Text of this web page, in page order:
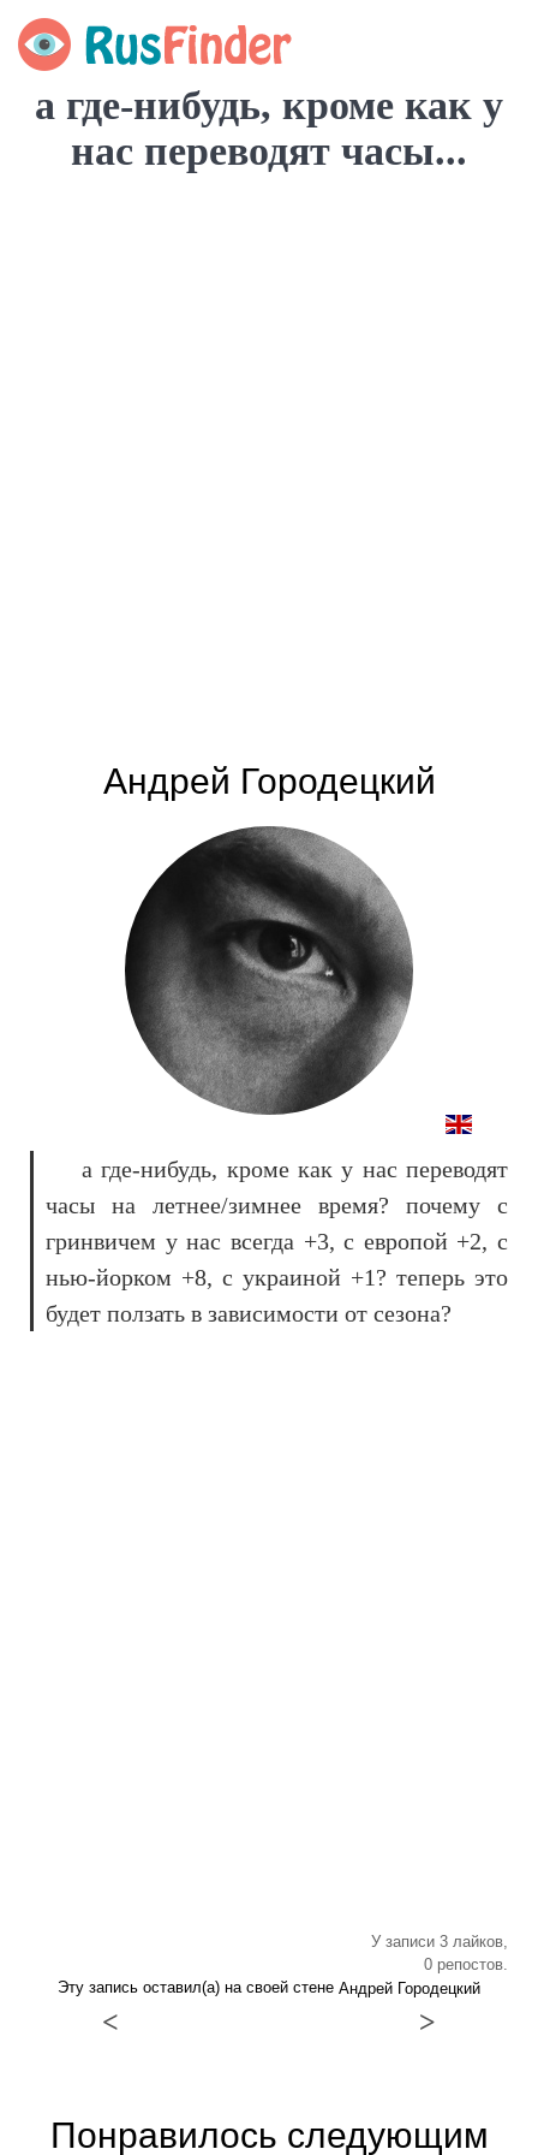
а где-нибудь, кроме как у
нас переводят часы...
Андрей Городецкий
а где-нибудь, кроме как у нас переводят
часы на летнее/зимнее время? почему с
гринвичем у нас всегда +3, с европой +2, с
нью-йорком +8, с украиной +1? теперь это
будет ползать в зависимости от сезона?
У записи 3 лайков,
0 репостов.
Эту запись оставил(а) на своей стене Андрей Городецкий
< >
Понравилось следующим